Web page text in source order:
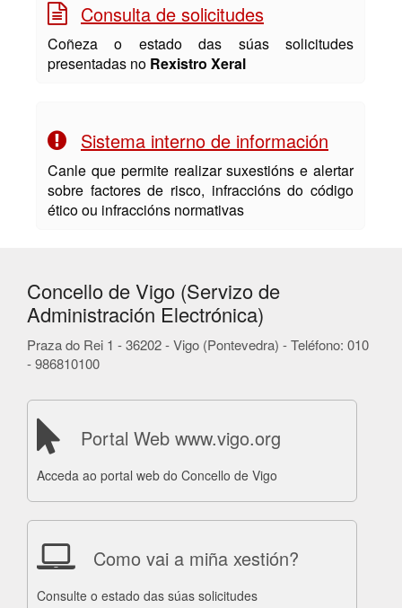
Consulta de solicitudes
Coñeza o estado das súas solicitudes
presentadas no Rexistro Xeral
Sistema interno de información
Canle que permite realizar suxestións e alertar
sobre factores de risco, infraccións do código
ético ou infraccións normativas
Concello de Vigo (Servizo de
Administración Electrónica)
Praza do Rei 1 - 36202 - Vigo (Pontevedra) - Teléfono: 010
- 986810100
Portal Web www.vigo.org
Acceda ao portal web do Concello de Vigo
Como vai a miña xestión?
Consulte o estado das súas solicitudes